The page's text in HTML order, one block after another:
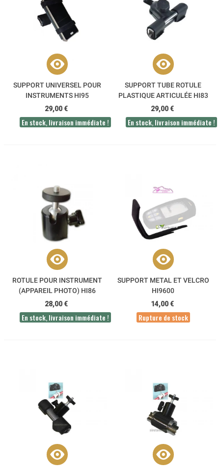
SUPPORT UNIVERSEL POUR
INSTRUMENTS HI95
29,00 €
En stock, livraison immédiate !
SUPPORT TUBE ROTULE
PLASTIQUE ARTICULÉE HI83
29,00 €
En stock, livraison immédiate !
ROTULE POUR INSTRUMENT
(APPAREIL PHOTO) HI86
28,00 €
En stock, livraison immédiate !
SUPPORT METAL ET VELCRO
HI9600
14,00 €
Rupture de stock